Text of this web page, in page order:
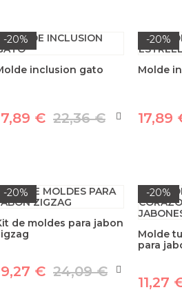
-20%
inclusion gato
€ 22,36 €
-20%
Molde
17,89
-20%
de moldes para jabon
€ 24,09 €
-20%
Molde
para
11,27